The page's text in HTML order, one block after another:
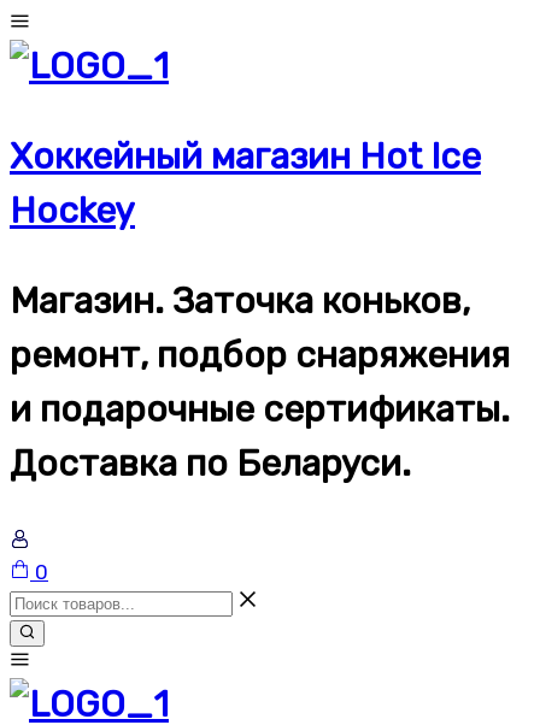
Перейти
к
содержимому
Хоккейный магазин Hot Ice
Hockey
Магазин. Заточка коньков,
ремонт, подбор снаряжения
и подарочные сертификаты.
Доставка по Беларуси.
Корзина
0